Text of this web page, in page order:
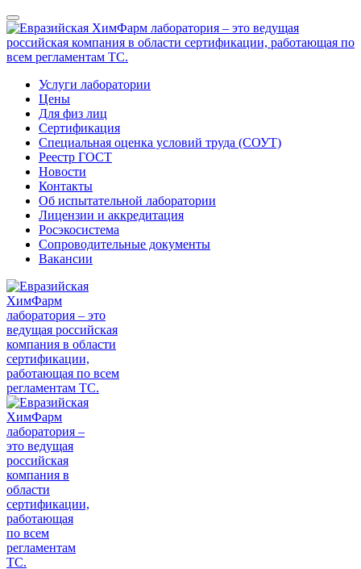
Услуги лаборатории
Цены
Для физ лиц
Сертификация
Специальная оценка условий труда (СОУТ)
Реестр ГОСТ
Новости
Контакты
Об испытательной лаборатории
Лицензии и аккредитация
Росэкосистема
Сопроводительные документы
Вакансии